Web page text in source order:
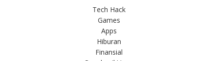
Tech Hack
Games
Apps
Hiburan
Finansial